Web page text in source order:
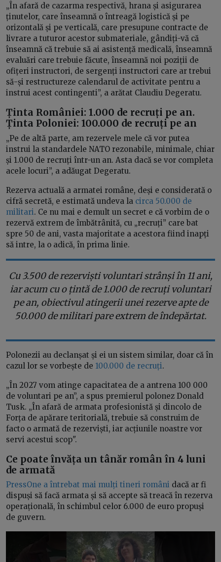
„În afară de cazarma respectivă, hrana și asigurarea
ținutelor, care înseamnă o întreagă logistică și pe
orizontală și pe verticală, care presupune contracte de
livrare a tuturor acestor submateriale, gândiți-vă că
înseamnă că trebuie să ai asistență medicală, înseamnă
evaluări care trebuie făcute, înseamnă noi poziții de
ofițeri instructori, de sergenți instructori care ar trebui
să-și restructureze calendarul de activitate pentru a
instrui acest contingenti”, a arătat Claudiu Degeratu.
Ținta României: 1.000 de recruți pe an.
Ținta Poloniei: 100.000 de recruți pe an
„Pe de altă parte, am rezervele mele că vor putea
instrui la standardele NATO rezonabile, minimale, chiar
și 1.000 de recruți într-un an. Asta dacă se vor completa
acele locuri”, a adăugat Degeratu.
Rezerva actuală a armatei române, deși e considerată o
cifră secretă, e estimată undeva la circa 50.000 de
militari. Ce nu mai e demult un secret e că vorbim de o
rezervă extrem de îmbătrânită, cu „recruți” care bat
spre 50 de ani, vasta majoritate a acestora fiind inapți
să intre, la o adică, în prima linie.
Cu 3.500 de rezerviști voluntari strânși în 11 ani,
iar acum cu o țintă de 1.000 de recruți voluntari
pe an, obiectivul atingerii unei rezerve apte de
50.000 de militari pare extrem de îndepărtat.
Polonezii au declanșat și ei un sistem similar, doar că în
cazul lor se vorbește de 100.000 de recruți.
„În 2027 vom atinge capacitatea de a antrena 100 000
de voluntari pe an”, a spus premierul polonez Donald
Tusk. „În afară de armata profesionistă și dincolo de
Forța de apărare teritorială, trebuie să construim de
facto o armată de rezerviști, iar acțiunile noastre vor
servi acestui scop".
Ce poate învăța un tânăr român în 4 luni
de armată
PressOne a întrebat mai mulți tineri români dacă ar fi
dispuși să facă armata și să accepte să treacă în rezerva
operațională, în schimbul celor 6.000 de euro propuși
de guvern.